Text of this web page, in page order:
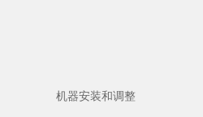
机器安装和调整